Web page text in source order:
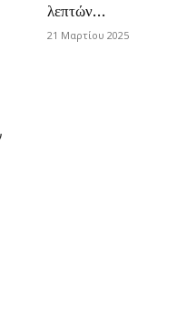
λεπτών…
21 Μαρτίου 2025